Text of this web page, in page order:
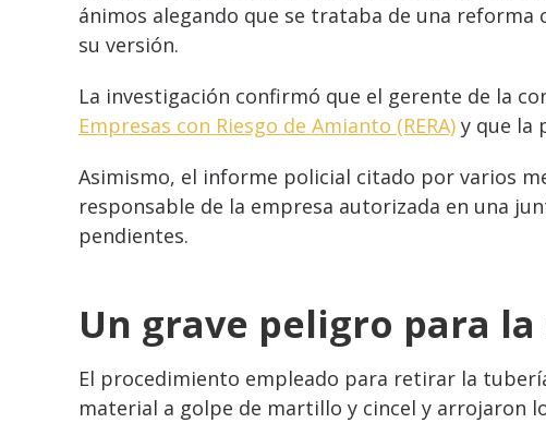
ánimos alegando que se trataba de una
su versión.
La investigación confirmó que el gerente de la
Empresas con Riesgo de Amianto (RERA) y que la
Asimismo, el informe policial citado por varios
responsable de la empresa autorizada en una
pendientes.
Un grave peligro para
El procedimiento empleado para retirar la
material a golpe de martillo y cincel y arrojaron